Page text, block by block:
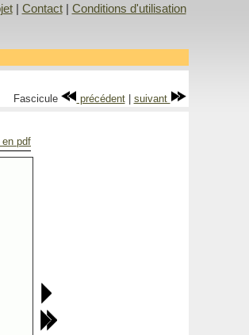
| Contact| Conditions d'utilisation
Fascicule précédent| suivant
en pdf